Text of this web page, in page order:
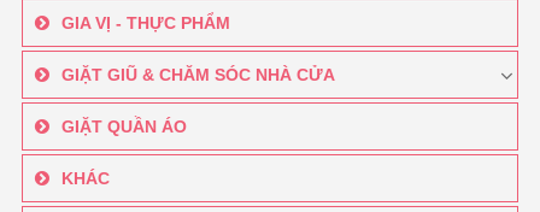
GIA VỊ - THỰC PHẨM
GIẶT GIŨ & CHĂM SÓC NHÀ CỬA
GIẶT QUẦN ÁO
KHÁC